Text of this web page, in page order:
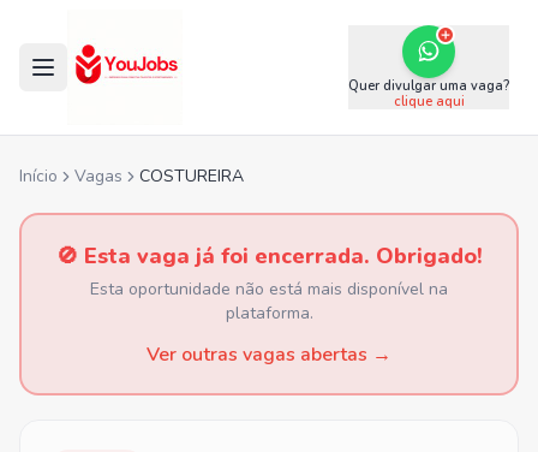
Quer divulgar uma vaga?
clique aqui
Início Vagas COSTUREIRA
🚫 Esta vaga já foi encerrada. Obrigado!
Esta oportunidade não está mais disponível na
plataforma.
Ver outras vagas abertas →